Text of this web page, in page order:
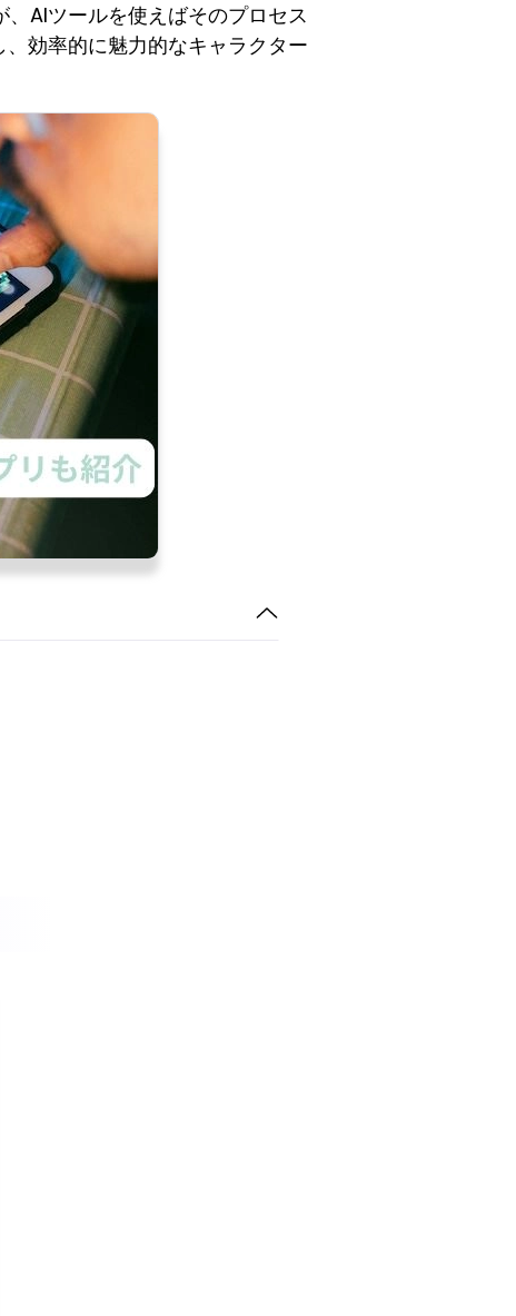
AIツールを使えばそのプロセス
効率的に魅力的なキャラクター